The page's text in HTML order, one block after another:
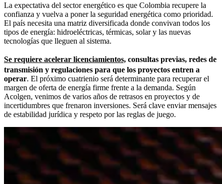
La expectativa del sector energético es que Colombia recupere la
confianza y vuelva a poner la seguridad energética como prioridad.
El país necesita una matriz diversificada donde convivan todos los
tipos de energía: hidroeléctricas, térmicas, solar y las nuevas
tecnologías que lleguen al sistema.
Se requiere acelerar licenciamientos, consultas previas, redes de
transmisión y regulaciones para que los proyectos entren a
operar. El próximo cuatrienio será determinante para recuperar el
margen de oferta de energía firme frente a la demanda. Según
Acolgen, venimos de varios años de retrasos en proyectos y de
incertidumbres que frenaron inversiones. Será clave enviar mensajes
de estabilidad jurídica y respeto por las reglas de juego.